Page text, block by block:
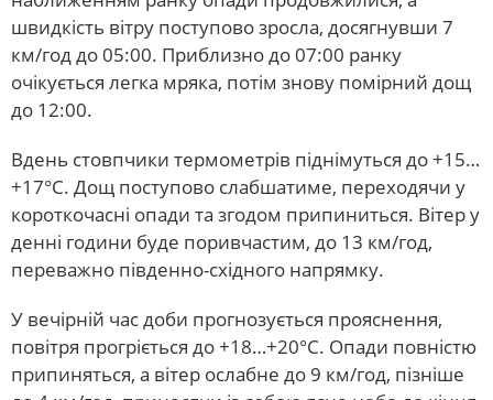
швидкість вітру поступово зросла, досягнувши 7
км/год до 05:00. Приблизно до 07:00 ранку
очікується легка мряка, потім знову помірний дощ
до 12:00.
Вдень стовпчики термометрів піднімуться до +15…
+17°С. Дощ поступово слабшатиме, переходячи у
короткочасні опади та згодом припиниться. Вітер у
денні години буде поривчастим, до 13 км/год,
переважно південно-східного напрямку.
У вечірній час доби прогнозується прояснення,
повітря прогріється до +18…+20°С. Опади повністю
припиняться, а вітер ослабне до 9 км/год, пізніше